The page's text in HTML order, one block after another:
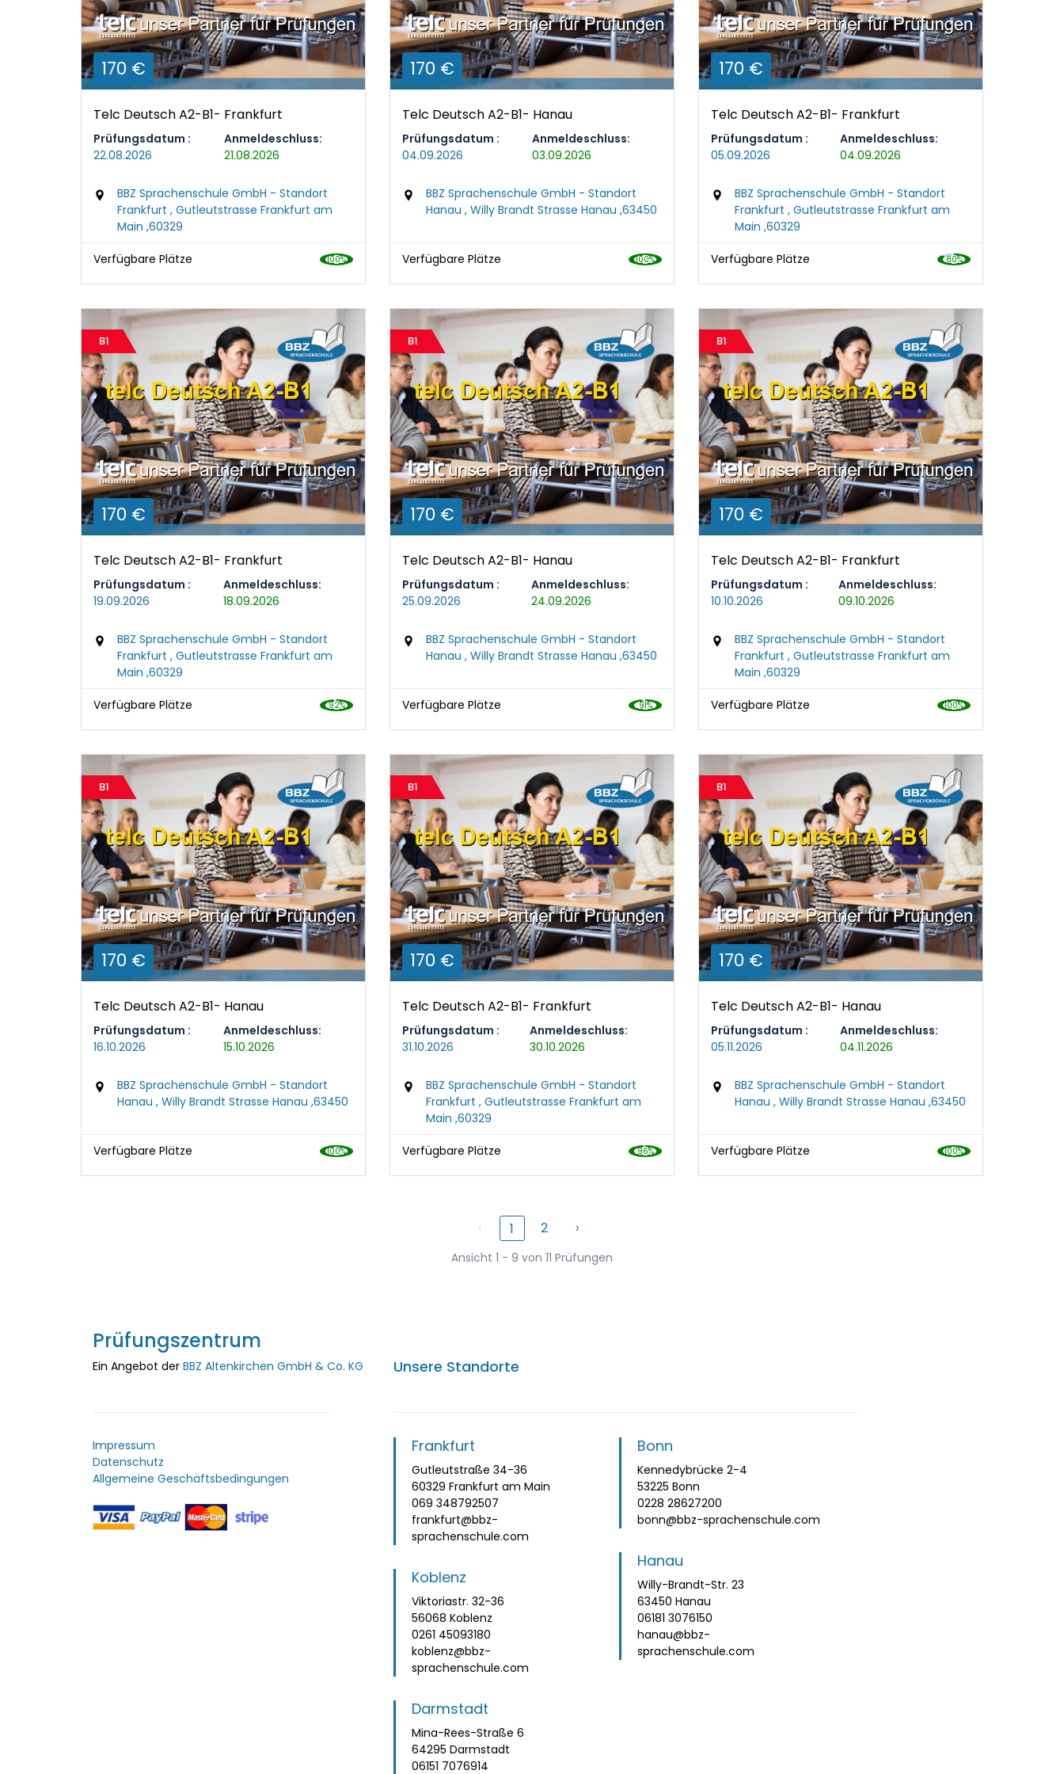
170 €
Telc Deutsch A2-B1- Frankfurt
Prüfungsdatum :
22.08.2026
Anmeldeschluss:
21.08.2026
BBZ Sprachenschule GmbH - Standort
Frankfurt , Gutleutstrasse Frankfurt am
Main ,60329
Verfügbare Plätze
170 €
Telc Deutsch A2-B1- Hanau
Prüfungsdatum :
04.09.2026
Anmeldeschluss:
03.09.2026
BBZ Sprachenschule GmbH - Standort
Hanau , Willy Brandt Strasse Hanau ,63450
Verfügbare Plätze
170 €
Telc Deutsch A2-B1- Frankfurt
Prüfungsdatum :
05.09.2026
Anmeldeschluss:
04.09.2026
BBZ Sprachenschule GmbH - Standort
Frankfurt , Gutleutstrasse Frankfurt am
Main ,60329
Verfügbare Plätze
B1
170 €
Telc Deutsch A2-B1- Frankfurt
Prüfungsdatum :
19.09.2026
Anmeldeschluss:
18.09.2026
BBZ Sprachenschule GmbH - Standort
Frankfurt , Gutleutstrasse Frankfurt am
Main ,60329
Verfügbare Plätze
B1
170 €
Telc Deutsch A2-B1- Hanau
Prüfungsdatum :
25.09.2026
Anmeldeschluss:
24.09.2026
BBZ Sprachenschule GmbH - Standort
Hanau , Willy Brandt Strasse Hanau ,63450
Verfügbare Plätze
B1
170 €
Telc Deutsch A2-B1- Frankfurt
Prüfungsdatum :
10.10.2026
Anmeldeschluss:
09.10.2026
BBZ Sprachenschule GmbH - Standort
Frankfurt , Gutleutstrasse Frankfurt am
Main ,60329
Verfügbare Plätze
B1
170 €
Telc Deutsch A2-B1- Hanau
Prüfungsdatum :
16.10.2026
Anmeldeschluss:
15.10.2026
BBZ Sprachenschule GmbH - Standort
Hanau , Willy Brandt Strasse Hanau ,63450
Verfügbare Plätze
B1
170 €
Telc Deutsch A2-B1- Frankfurt
Prüfungsdatum :
31.10.2026
Anmeldeschluss:
30.10.2026
BBZ Sprachenschule GmbH - Standort
Frankfurt , Gutleutstrasse Frankfurt am
Main ,60329
Verfügbare Plätze
B1
170 €
Telc Deutsch A2-B1- Hanau
Prüfungsdatum :
05.11.2026
Anmeldeschluss:
04.11.2026
BBZ Sprachenschule GmbH - Standort
Hanau , Willy Brandt Strasse Hanau ,63450
Verfügbare Plätze
‹ 1 2 ›
Ansicht 1 - 9 von 11 Prüfungen
Prüfungszentrum
Ein Angebot der BBZ Altenkirchen GmbH & Co. KG Unsere Standorte
Impressum
Datenschutz
Allgemeine Geschäftsbedingungen
Frankfurt
Gutleutstraße 34-36
60329 Frankfurt am Main
069 348792507
frankfurt@bbz-
sprachenschule.com
Koblenz
Viktoriastr. 32-36
56068 Koblenz
0261 45093180
koblenz@bbz-
sprachenschule.com
Darmstadt
Mina-Rees-Straße 6
64295 Darmstadt
06151 7076914
Bonn
Kennedybrücke 2-4
53225 Bonn
0228 28627200
bonn@bbz-sprachenschule.com
Hanau
Willy-Brandt-Str. 23
63450 Hanau
06181 3076150
hanau@bbz-
sprachenschule.com